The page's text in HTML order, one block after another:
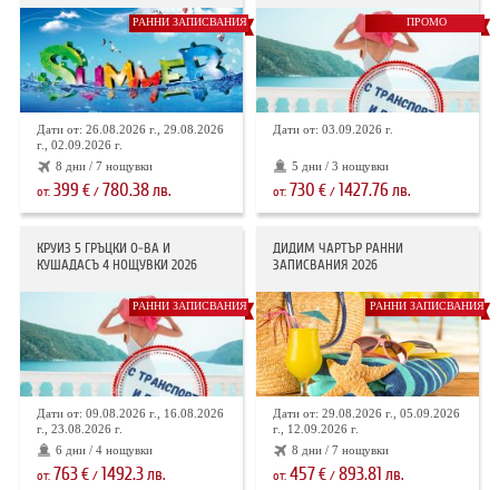
РАННИ ЗАПИСВАНИЯ
Дати от: 26.08.2026 г., 29.08.2026
г., 02.09.2026 г.
8 дни / 7 нощувки
от: 399 €/ 780.38лв.
ПРОМО
Дати от: 03.09.2026 г.
5 дни / 3 нощувки
от: 730 € / 1427.76лв.
КРУИЗ 5 ГРЪЦКИ О-ВА И
КУШАДАСЪ 4 НОЩУВКИ 2026
РАННИ ЗАПИСВАНИЯ
Дати от: 09.08.2026 г., 16.08.2026
г., 23.08.2026 г.
6 дни / 4 нощувки
от: 763€/ 1492.3лв.
ДИДИМ ЧАРТЪР РАННИ
ЗАПИСВАНИЯ 2026
РАННИ ЗАПИСВАНИЯ
Дати от: 29.08.2026 г., 05.09.2026
г., 12.09.2026 г.
8 дни / 7 нощувки
от:457€ /893.81 лв.